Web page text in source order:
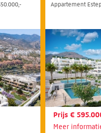
Appartement
Prijs €
Meer